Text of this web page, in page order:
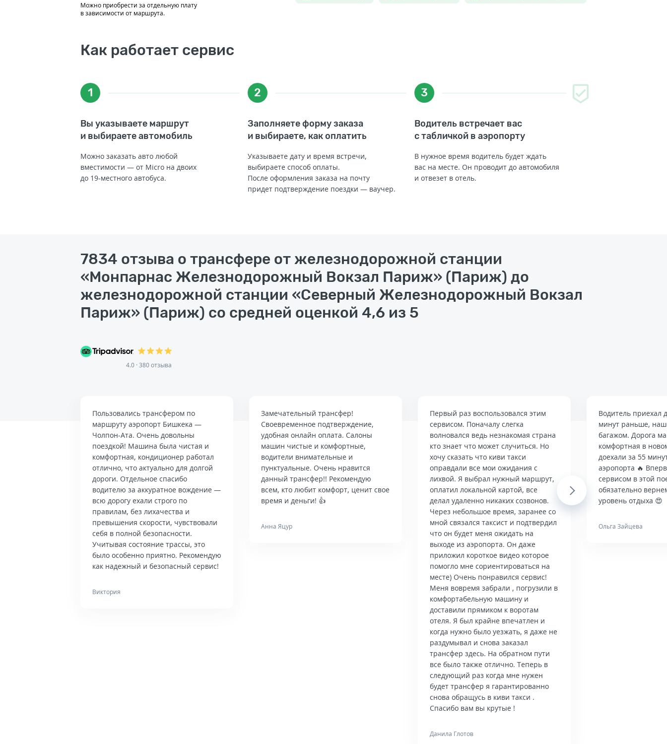
Можно приобрести за отдельную плату
в зависимости от маршрута.
Как работает сервис
1
Вы указываете маршрут
и выбираете автомобиль
Можно заказать авто любой
вместимости — от Micro на двоих
до 19-местного автобуса.
2
Заполняете форму заказа
и выбираете, как оплатить
Указываете дату и время встречи,
выбираете способ оплаты.
После оформления заказа на почту
придет подтверждение поездки — ваучер.
3
Водитель встречает вас
с табличкой в аэропорту
В нужное время водитель будет ждать
вас на месте. Он проводит до автомобиля
и отвезет в отель.
7834 отзыва о трансфере от железнодорожной станции
«Монпарнас Железнодорожный Вокзал Париж» (Париж) до
железнодорожной станции «Северный Железнодорожный Вокзал
Париж» (Париж) со средней оценкой 4,6 из 5
4.0 · 380 отзыва
Пользовались трансфером по
маршруту аэропорт Бишкека —
Чолпон-Ата. Очень довольны
поездкой! Машина была чистая и
комфортная, кондиционер работал
отлично, что актуально для долгой
дороги. Отдельное спасибо
водителю за аккуратное вождение —
всю дорогу ехали строго по
правилам, без лихачества и
превышения скорости, чувствовали
себя в полной безопасности.
Учитывая состояние трассы, это
было особенно приятно. Рекомендую
как надежный и безопасный сервис!
Виктория
Замечательный трансфер!
Своевременное подтверждение,
удобная онлайн оплата. Салоны
машин чистые и комфортные,
водители внимательные и
пунктуальные. Очень нравится
данный трансфер!! Рекомендую
всем, кто любит комфорт, ценит свое
время и деньги! 👍
Анна Яцур
Первый раз воспользовался этим
сервисом. Поначалу слегка
волновался ведь незнакомая страна
кто знает что может случиться. Но
хочу сказать что киви такси
оправдали все мои ожидания с
лихвой. Я выбрал нужный маршрут,
оплатил локальной картой, все
делал удаленно никаких созвонов.
Через небольшое время, заранее со
мной связался таксист и подтвердил
что он будет меня ожидать на
выходе из аэропорта. Он даже
приложил короткое видео которое
помогло мне сориентироваться на
месте) Очень понравился сервис!
Меня вовремя забрали , погрузили в
комфортабельную машину и
доставили прямиком к воротам
отеля. Я был крайне впечатлен и
когда нужно было уезжать, я даже не
раздумывал и снова заказал
трансфер здесь. На обратном пути
все было также отлично. Теперь в
следующий раз когда мне нужен
будет трансфер я гарантированно
снова обращусь в киви такси .
Спасибо вам вы крутые !
Данила Глотов
Водитель приехал
минут раньше,
багажом. Дорога
комфортная в
доехали за 55
аэропорта 🔥
сервисом в этой
обязательно
уровень отдыха 😍
Ольга Зайцева
Next